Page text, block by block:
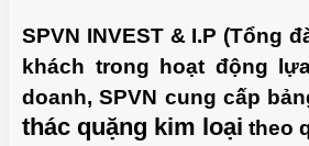
SPVN INVEST & I.P (Tổng
khách trong hoạt động
doanh, SPVN cung cấp
thác quặng kim loại theo